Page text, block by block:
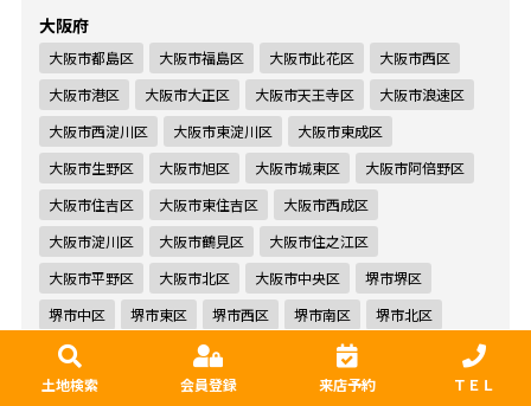
土地検索 会員登録 来店予約 ＴＥＬ
大阪府
大阪市都島区 大阪市福島区 大阪市此花区
大阪市西区
大阪市港区
大阪市大正区 大阪市天王寺区
大阪市浪速区
大阪市西淀川区
大阪市東淀川区
大阪市東成区
大阪市生野区
大阪市旭区 大阪市城東区
大阪市阿倍野区
大阪市住吉区
大阪市東住吉区
大阪市西成区
大阪市淀川区
大阪市鶴見区
大阪市住之江区
大阪市平野区
大阪市北区 大阪市中央区
堺市堺区
堺市中区
堺市東区 堺市西区 堺市南区
堺市北区
堺市美原区
岸和田市
泉大津市
貝塚市 枚方市